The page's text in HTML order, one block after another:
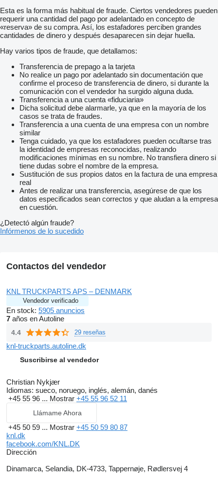
Esta es la forma más habitual de fraude. Ciertos vendedores pueden
requerir una cantidad del pago por adelantado en concepto de
«reserva» de su compra. Así, los estafadores perciben grandes
cantidades de dinero y después desaparecen sin dejar huella.
Hay varios tipos de fraude, que detallamos:
Transferencia de prepago a la tarjeta
No realice un pago por adelantado sin documentación que
confirme el proceso de transferencia de dinero, si durante la
comunicación con el vendedor ha surgido alguna duda.
Transferencia a una cuenta «fiduciaria»
Dicha solicitud debe alarmarle, ya que en la mayoría de los
casos se trata de fraudes.
Transferencia a una cuenta de una empresa con un nombre
similar
Tenga cuidado, ya que los estafadores pueden ocultarse tras
la identidad de empresas reconocidas, realizando
modificaciones mínimas en su nombre. No transfiera dinero si
tiene dudas sobre el nombre de la empresa.
Sustitución de sus propios datos en la factura de una empresa
real
Antes de realizar una transferencia, asegúrese de que los
datos especificados sean correctos y que aludan a la empresa
en cuestión.
¿Detectó algún fraude?
Infórmenos de lo sucedido
Contactos del vendedor
KNL TRUCKPARTS APS – DENMARK
Vendedor verificado
En stock: 5905 anuncios
7 años en Autoline
4.4 29 reseñas
knl-truckparts.autoline.dk
Suscribirse al vendedor
Christian Nykjær
Idiomas: sueco, noruego, inglés, alemán, danés
+45 55 96 ... Mostrar +45 55 96 52 11
Llámame Ahora
+45 50 59 ... Mostrar +45 50 59 80 87
knl.dk
facebook.com/KNL.DK
Dirección
Dinamarca, Selandia, DK-4733, Tappernøje, Rødlersvej 4